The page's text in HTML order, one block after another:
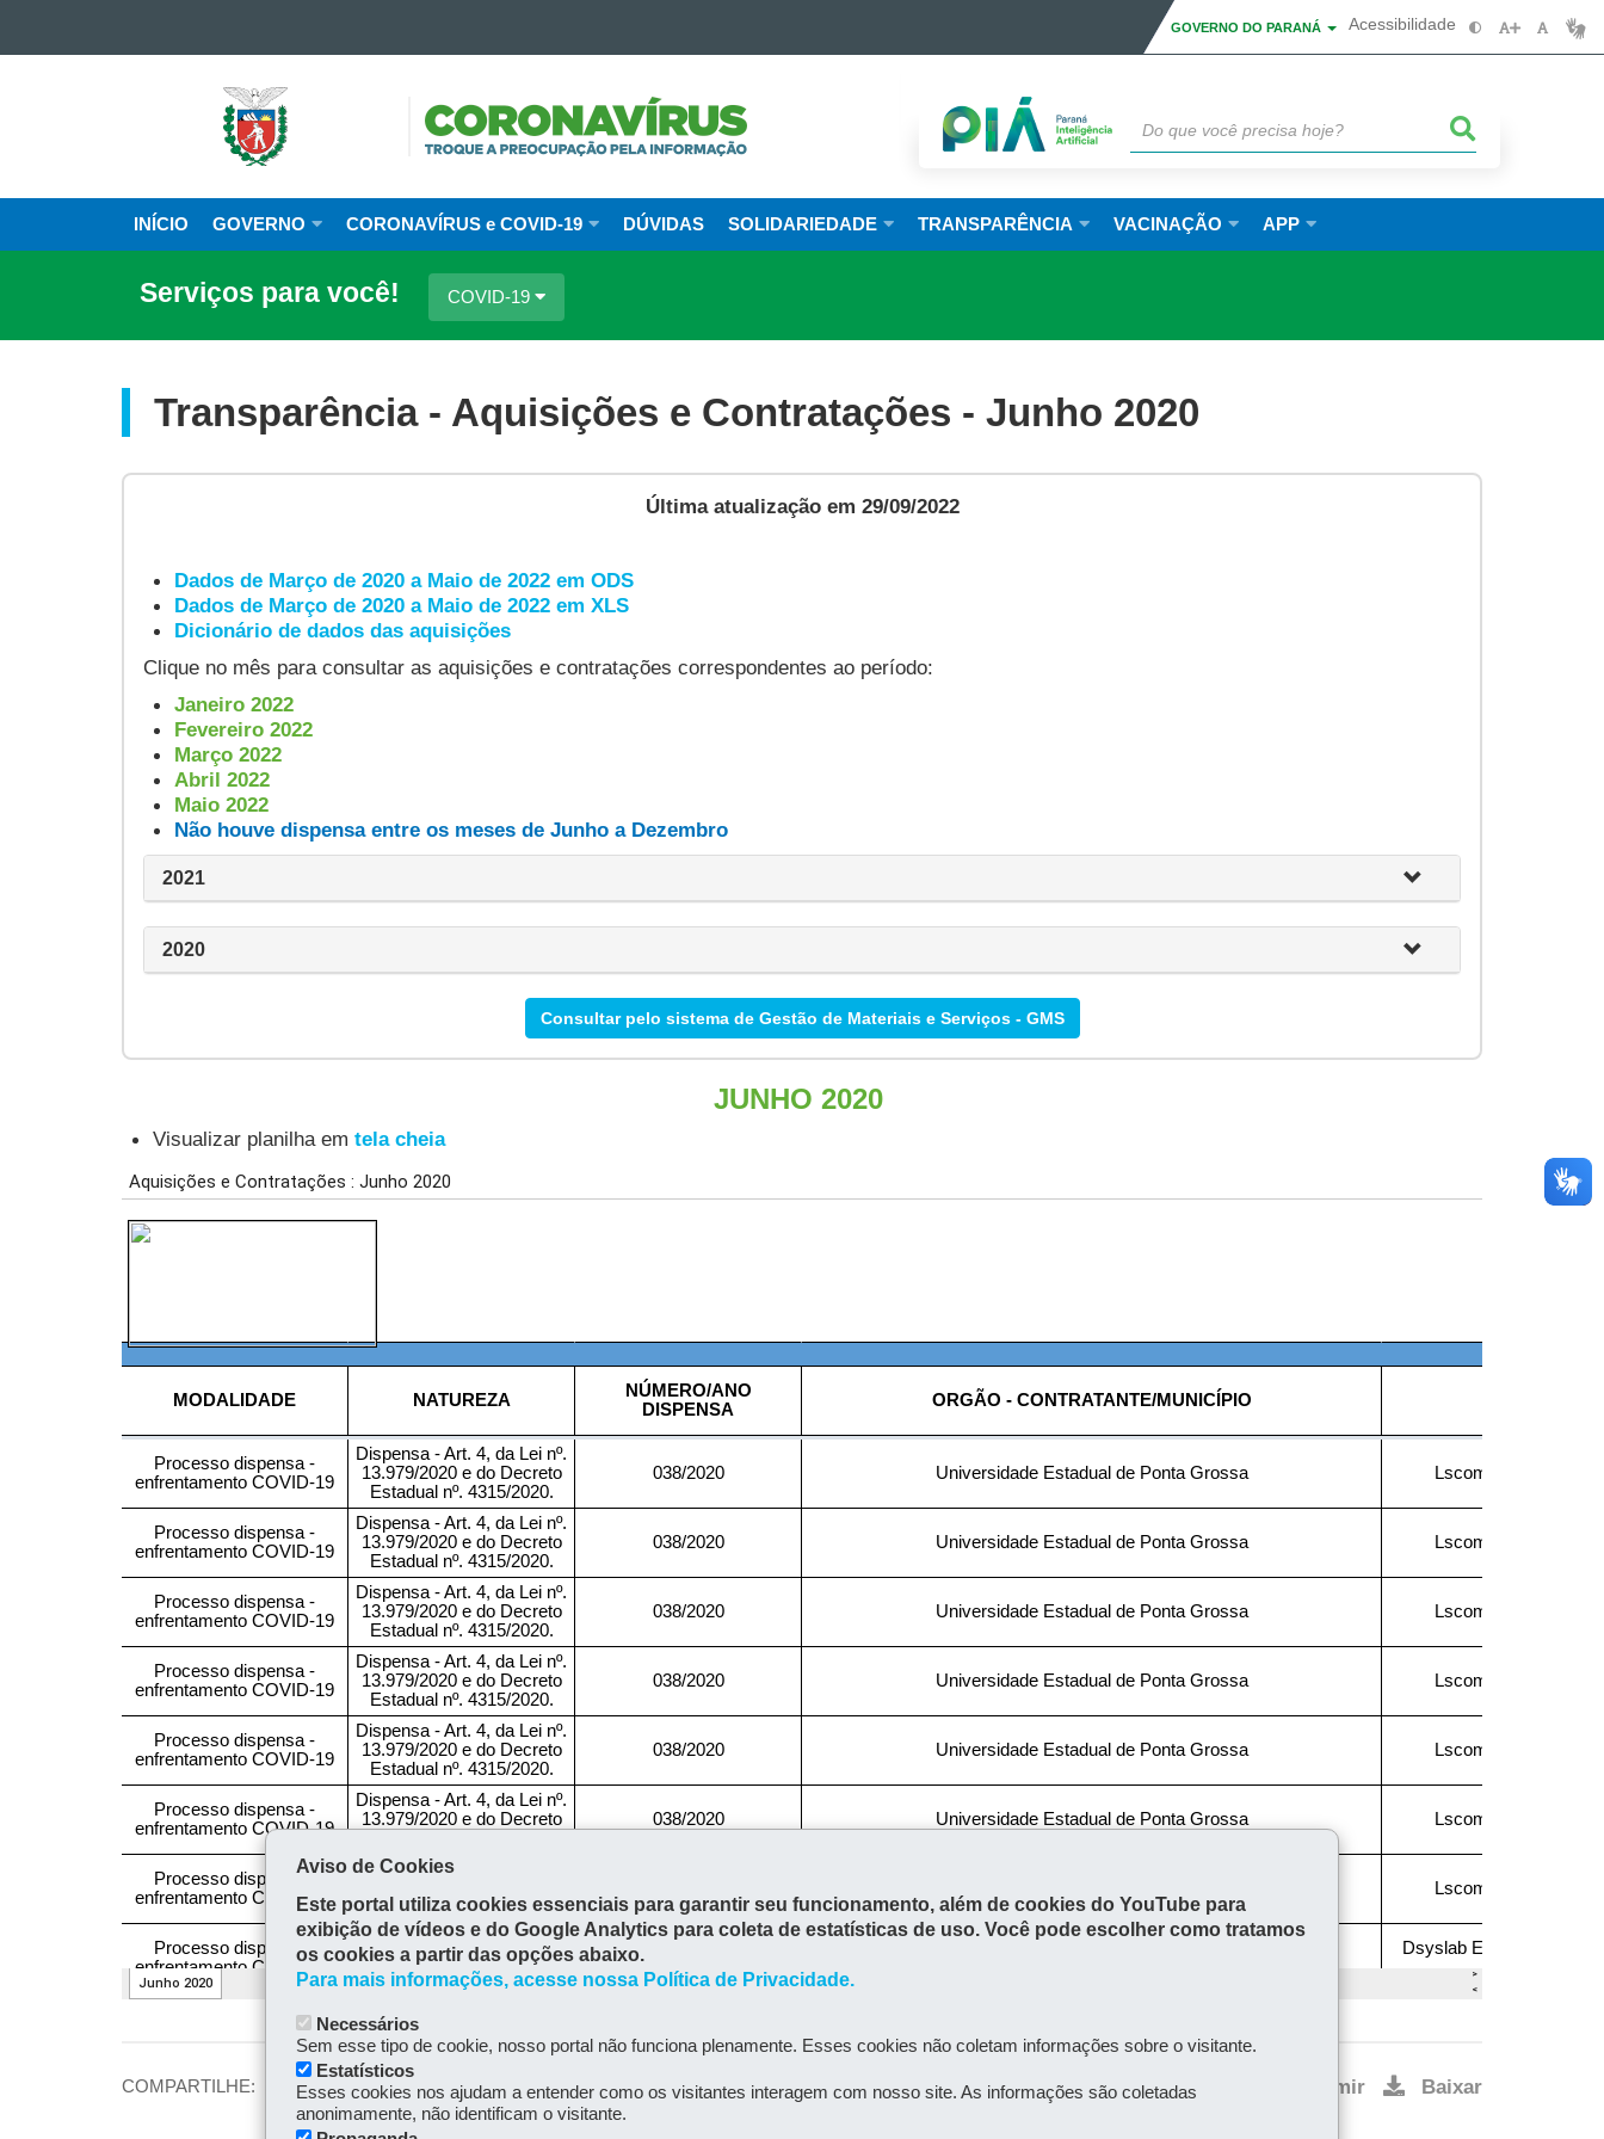
Ir para o conteúdo
GOVERNO DO PARANÁ Acessibilidade
CAMPANHA
CORONAVÍRUS
DO
PARANÁ
Navegação
principal
INÍCIO GOVERNO CORONAVÍRUS e COVID-19 DÚVIDAS SOLIDARIEDADE TRANSPARÊNCIA VACINAÇÃO APP
Serviços para você! COVID-19
Transparência - Aquisições e Contratações - Junho 2020
Última atualização em 29/09/2022
Dados de Março de 2020 a Maio de 2022 em ODS
Dados de Março de 2020 a Maio de 2022 em XLS
Dicionário de dados das aquisições
Clique no mês para consultar as aquisições e contratações correspondentes ao período:
Janeiro 2022
Fevereiro 2022
Março 2022
Abril 2022
Maio 2022
Não houve dispensa entre os meses de Junho a Dezembro
2021
2020
Consultar pelo sistema de Gestão de Materiais e Serviços - GMS
JUNHO 2020
Visualizar planilha em tela cheia
COMPARTILHE:
Fa
ce
Tw
Voltar Início Imprimir Baixar
Aviso de Cookies
Este portal utiliza cookies essenciais para garantir seu funcionamento, além de cookies do YouTube para
exibição de vídeos e do Google Analytics para coleta de estatísticas de uso. Você pode escolher como tratamos
os cookies a partir das opções abaixo.
Para mais informações, acesse nossa Política de Privacidade.
Necessários
Sem esse tipo de cookie, nosso portal não funciona plenamente. Esses cookies não coletam informações sobre o visitante.
Estatísticos
Esses cookies nos ajudam a entender como os visitantes interagem com nosso site. As informações são coletadas
anonimamente, não identificam o visitante.